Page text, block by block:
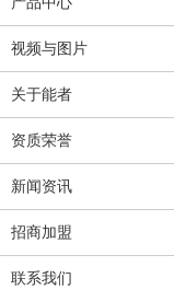
视频与图片
关于能者
资质荣誉
新闻资讯
招商加盟
联系我们